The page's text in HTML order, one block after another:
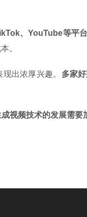
、YouTube等平
。
出浓厚兴趣。 多家
视频技术的发展需要